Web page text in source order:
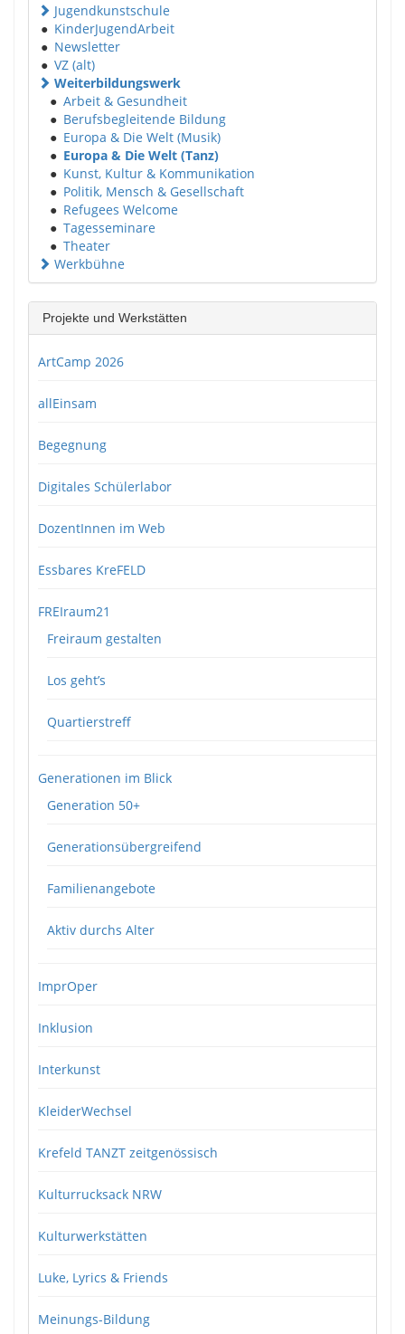
Jugendkunstschule
● KinderJugendArbeit
● Newsletter
● VZ (alt)
Weiterbildungswerk
● Arbeit & Gesundheit
● Berufsbegleitende Bildung
● Europa & Die Welt (Musik)
● Europa & Die Welt (Tanz)
● Kunst, Kultur & Kommunikation
● Politik, Mensch & Gesellschaft
● Refugees Welcome
● Tagesseminare
● Theater
Werkbühne
Projekte und Werkstätten
ArtCamp 2026
allEinsam
Begegnung
Digitales Schülerlabor
DozentInnen im Web
Essbares KreFELD
FREIraum21
Freiraum gestalten
Los geht’s
Quartierstreff
Generationen im Blick
Generation 50+
Generationsübergreifend
Familienangebote
Aktiv durchs Alter
ImprOper
Inklusion
Interkunst
KleiderWechsel
Krefeld TANZT zeitgenössisch
Kulturrucksack NRW
Kulturwerkstätten
Luke, Lyrics & Friends
Meinungs-Bildung